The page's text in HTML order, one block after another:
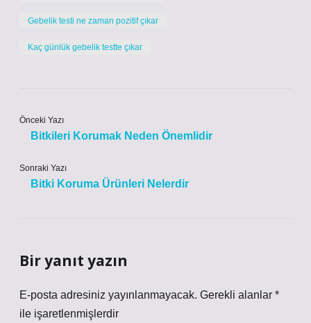
Gebelik testi ne zaman pozitif çıkar
Kaç günlük gebelik testte çıkar
Önceki Yazı
Bitkileri Korumak Neden Önemlidir
Sonraki Yazı
Bitki Koruma Ürünleri Nelerdir
Bir yanıt yazın
E-posta adresiniz yayınlanmayacak. Gerekli alanlar *
ile işaretlenmişlerdir